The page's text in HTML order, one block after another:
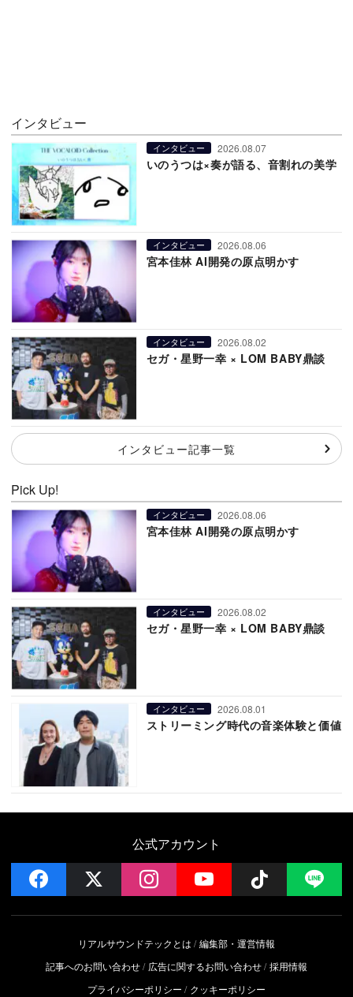
インタビュー
インタビュー 2026.08.07
いのうつは×奏が語る、音割れの美学
インタビュー 2026.08.06
宮本佳林 AI開発の原点明かす
インタビュー 2026.08.02
セガ・星野一幸 × LOM BABY鼎談
インタビュー記事一覧
Pick Up!
インタビュー 2026.08.06
宮本佳林 AI開発の原点明かす
インタビュー 2026.08.02
セガ・星野一幸 × LOM BABY鼎談
インタビュー 2026.08.01
ストリーミング時代の音楽体験と価値
公式アカウント
facebook instagramYouTube Follow
リアルサウンドテックとは
編集部・運営情報
記事へのお問い合わせ
広告に関するお問い合わせ 採用情報
プライバシーポリシー
クッキーポリシー